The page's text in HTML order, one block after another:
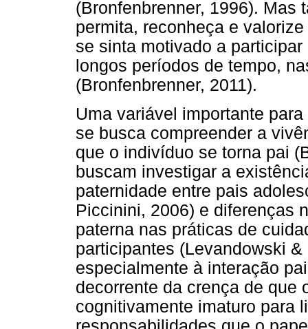
(Bronfenbrenner, 1996). Mas
permita, reconheça e
se sinta motivado a
longos períodos de tempo,
(Bronfenbrenner, 2011).
Uma variável importante
se busca compreender a
que o indivíduo se torna pai
buscam investigar a
paternidade entre pais
Piccinini, 2006) e diferenças
paterna nas práticas de
participantes (Levandowski
especialmente à interação
decorrente da crença de que
cognitivamente imaturo para